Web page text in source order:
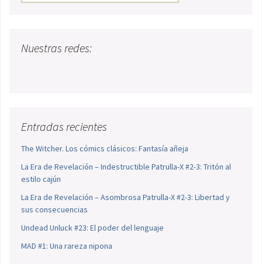
Nuestras redes:
Entradas recientes
The Witcher. Los cómics clásicos: Fantasía añeja
La Era de Revelación – Indestructible Patrulla-X #2-3: Tritón al
estilo cajún
La Era de Revelación – Asombrosa Patrulla-X #2-3: Libertad y
sus consecuencias
Undead Unluck #23: El poder del lenguaje
MAD #1: Una rareza nipona